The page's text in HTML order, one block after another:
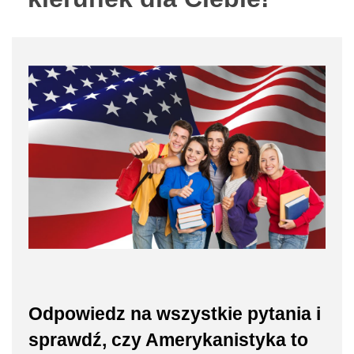
Odpowiedz na wszystkie pytania i
sprawdź, czy Amerykanistyka to